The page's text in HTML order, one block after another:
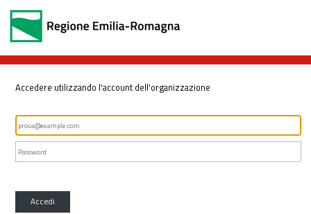
Accedere utilizzando l'account dell'organizzazione
Accedi